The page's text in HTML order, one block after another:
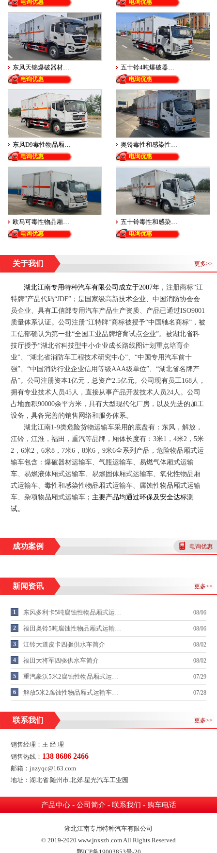
电询优惠 电询优惠
东风天锦爆破器材…
电询优惠
五十铃4吨爆破器…
电询优惠
东风D9毒性物品厢…
电询优惠
奥铃毒性和感染性…
电询优惠
欧马可毒性物品厢…
电询优惠
五十铃毒性和感染…
电询优惠
关于我们 更多>>
湖北江南专用特种汽车有限公司 成立于2007年 ，注册商标“江
特牌”产品代码“JDF”；是国家级高新技术企业、中国消防协会会
员企业、具有工信部专用汽车产品生产资质、产品已通过ISO9001
质量体系认证。公司注册“江特牌”商标被授予“中国驰名商标”，被
工信部确认为第一批“全国工业品牌培育试点企业”。被湖北省科
技厅授予“湖北省科技型中小企业成长路线图计划重点培育企
业”、“湖北省消防车工程技术研究中心”、“中国专用汽车前十
强”、“中国消防行业企业信用等级AAA级单位”、“湖北省名牌产
品”。公司注册资本1亿元，总资产2.5亿元。公司现有员工168人，
拥有专业技术人员45人，直接从事产品开发技术人员24人。公司
占地面积90000余平方米，具有大型现代化厂房，以及先进的加工
设备，具备完善的销售网络和服务体系。
湖北江南1-9类危险货物运输车采用的底盘有：东风，解放，
江铃，江淮，福田，重汽等品牌，厢体长度有：3米1 ，4米2 ，5米
2 ，6米2 ，6米8 ， 7米6 ，8米6 ，9米6全系列产品，危险物品厢式运
输车包含：爆破器材运输车、气瓶运输车、易燃气体厢式运输
车、易燃液体厢式运输车、易燃固体厢式运输车、氧化性物品厢
式运输车、毒性和感染性物品厢式运输车、腐蚀性物品厢式运输
车、杂项物品厢式运输车 ； 主要产品均通过环保及安全达标测
试。
成功案例 电询优惠
新闻资讯 更多>>
1 东风多利卡5吨腐蚀性物品厢式运… 08/06
2 福田奥铃5吨腐蚀性物品厢式运输… 08/06
3 江铃大道皮卡四驱供水车简介 08/02
4 福田大将军四驱供水车简介 08/02
5 重汽豪沃5米2腐蚀性物品厢式运… 07/29
6 解放5米2腐蚀性物品厢式运输车… 07/28
联系我们 更多>>
销售经理：王 经 理
销售热线： 138 8686 2466
邮箱：jnzyqc@163.com
地址：湖北省.随州市.北郊.星光汽车工业园
产品中心- 公司简介 - 联系我们 - 购车电话
湖北江南专用特种汽车有限公司
© 2019-2020 www.jnxszb.com All Rights Reserved